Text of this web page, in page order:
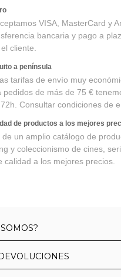
VISA, MasterCard y
bancaria y pago a
cliente.
a península
tarifas de envío muy
pedidos de más de 75 €
Consultar condiciones de
de productos a los mejores
de un amplio catálogo de
y coleccionismo de cines,
calidad a los mejores precios.